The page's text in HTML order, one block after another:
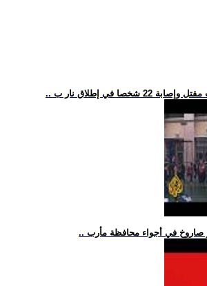
شخصا في إطلاق نار ب
صاروخ في أجواء محافظة مأرب